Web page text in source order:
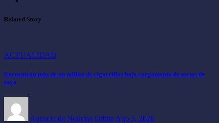
Related Story
ACTUALIDAD
Encuentran más de un millón de cigarrillos bajo cargamento de tortas de
soya
Agencia de Noticias Orbita Ago 3, 2026